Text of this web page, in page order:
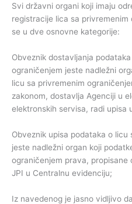
Svi državni organi koji imaju
registracije lica sa
se u dve osnovne kategorije:
Obveznik dostavljanja
ograničenjem jeste nadležni
licu sa privremenim
zakonom, dostavlja Agenciji u
elektronskih servisa, radi upisa
Obveznik upisa podataka o
jeste nadležni organ koji
ograničenjem prava, propisane
JPI u Centralnu evidenciju;
Iz navedenog je jasno vidljivo